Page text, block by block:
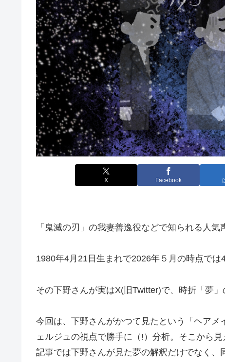
X Facebook
「鬼滅の刃」の我妻善逸役などで知られる人気
1980年4月21日生まれで2026年５月の時点では
その下野さんが実はX(旧Twitter)で、時折「夢
今回は、下野さんがかつて見たという「ヘア
ェルジュの視点で勝手に（!）分析。そこから
記事では下野さんが見た夢の解釈だけでなく